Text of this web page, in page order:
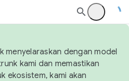
menyelaraskan dengan model
kami dan memastikan
ekosistem, kami akan